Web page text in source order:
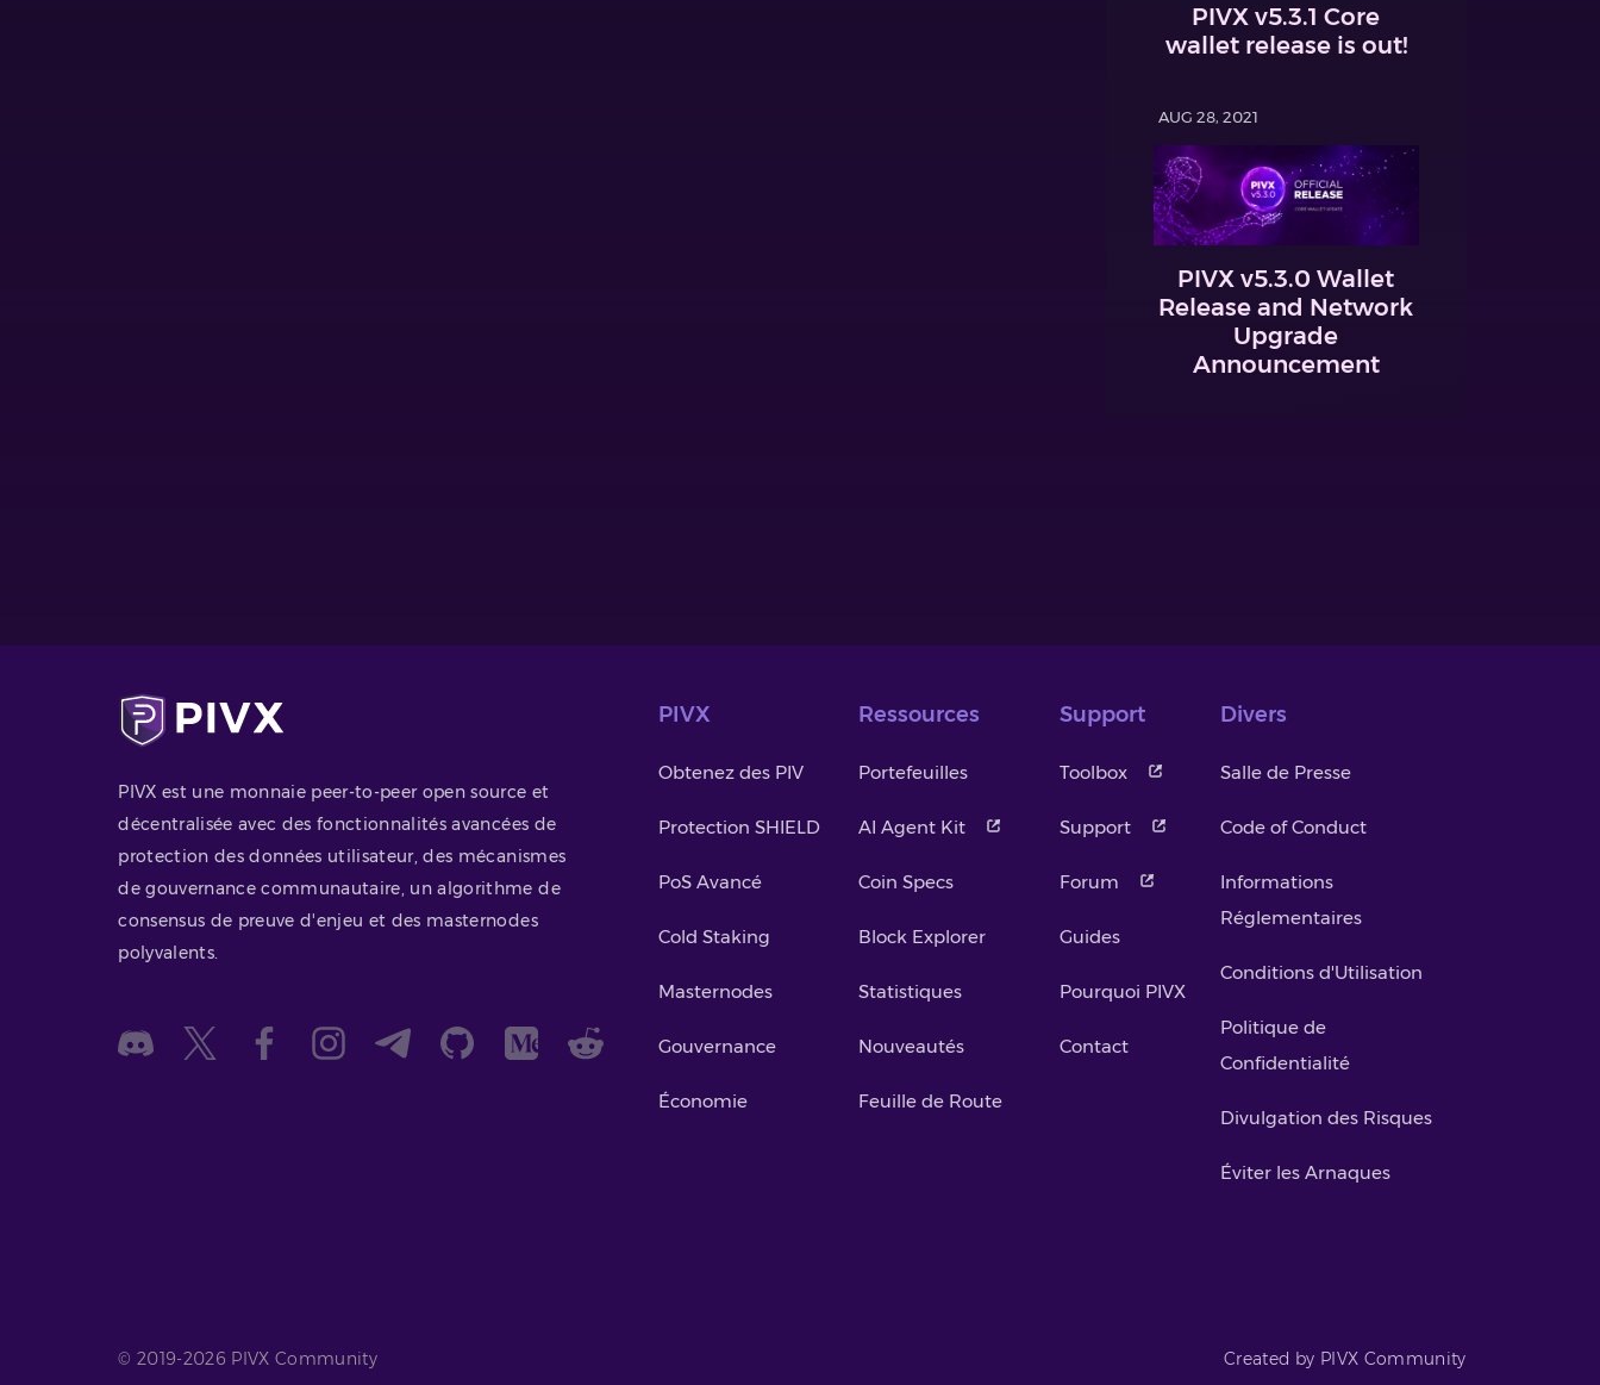
PIVX v5.3.1 Core
wallet release is out!
AUG 28, 2021
PIVX v5.3.0 Wallet
Release and Network
Upgrade
Announcement
PIVX est une monnaie peer-to-peer open source et
décentralisée avec des fonctionnalités avancées de
protection des données utilisateur, des mécanismes
de gouvernance communautaire, un algorithme de
consensus de preuve d'enjeu et des masternodes
polyvalents.
PIVX
Obtenez des PIV
Protection SHIELD
PoS Avancé
Cold Staking
Masternodes
Gouvernance
Économie
Ressources
Portefeuilles
AI Agent Kit
Coin Specs
Block Explorer
Statistiques
Nouveautés
Feuille de Route
Support
Toolbox
Support
Forum
Guides
Pourquoi PIVX
Contact
Divers
Salle de Presse
Code of Conduct
Informations
Réglementaires
Conditions d'Utilisation
Politique de
Confidentialité
Divulgation des Risques
Éviter les Arnaques
© 2019-2026 PIVX Community Created by PIVX Community